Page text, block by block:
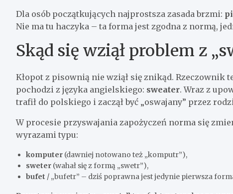
Dla osób początkujących najprostsza zasada brzmi:
Nie ma tu haczyka – ta forma jest zgodna z normą,
Skąd się wziął problem z
Kłopot z pisownią nie wziął się znikąd. Rzeczownik
pochodzi z języka angielskiego: sweater. Wraz z
trafił do polskiego i zaczął być „oswajany” przez
W procesie przyswajania zapożyczeń norma się
wyrazami typu:
komputer (dawniej notowano też „komputr”),
sweter (wahał się z formą „swetr”),
bufet / „bufetr” – dziś poprawna jest jedynie pierwsza